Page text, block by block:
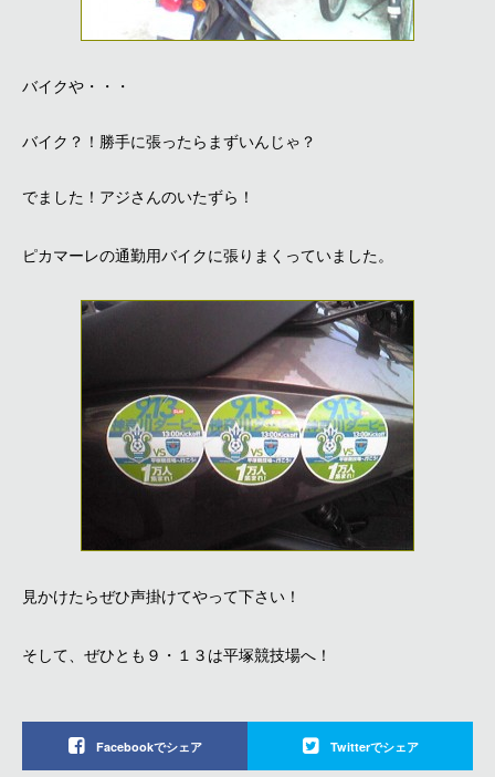
バイクや・・・
バイク？！勝手に張ったらまずいんじゃ？
でました！アジさんのいたずら！
ピカマーレの通勤用バイクに張りまくっていました。
見かけたらぜひ声掛けてやって下さい！
そして、ぜひとも９・１３は平塚競技場へ！
Facebookでシェア Twitterでシェア